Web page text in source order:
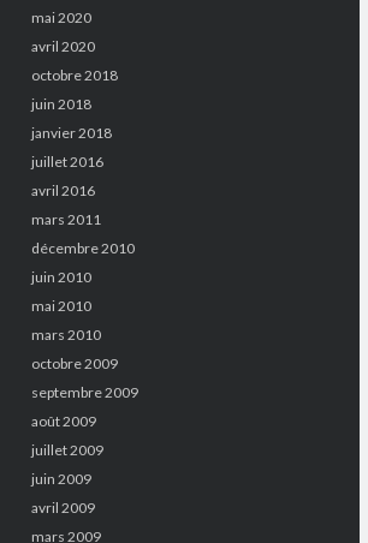
mai 2020
avril 2020
octobre 2018
juin 2018
janvier 2018
juillet 2016
avril 2016
mars 2011
décembre 2010
juin 2010
mai 2010
mars 2010
octobre 2009
septembre 2009
août 2009
juillet 2009
juin 2009
avril 2009
mars 2009